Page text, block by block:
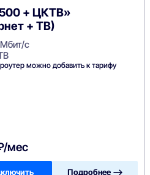
500 + ЦКТВ»
+ ТВ)
с
можно добавить к тарифу
мес
Подробнее —>